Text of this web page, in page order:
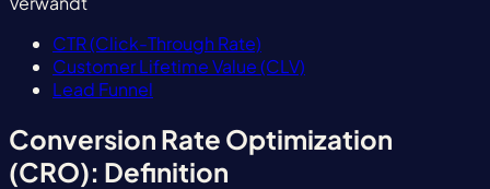
CTR (Click-Through Rate)
Customer Lifetime Value (CLV)
Lead Funnel
Conversion Rate Optimization
(CRO): Definition